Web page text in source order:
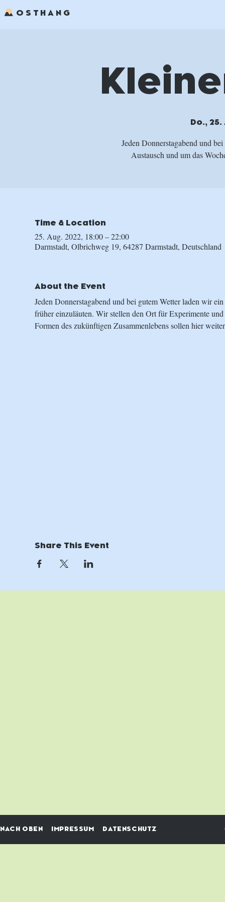
OSTHANG
Do., 25.
Jeden Donnerstagabend und
Austausch und um das
Time & Location
25. Aug. 2022, 18:00 – 22:00
Darmstadt, Olbrichweg 19, 64287 Darmstadt, Deutschland
About the Event
Jeden Donnerstagabend und bei gutem Wetter laden wir
früher einzuläuten. Wir stellen den Ort für Experimente
Formen des zukünftigen Zusammenlebens sollen hier
Share This Event
NACH OBEN IMPRESSUM DATENSCHUTZ